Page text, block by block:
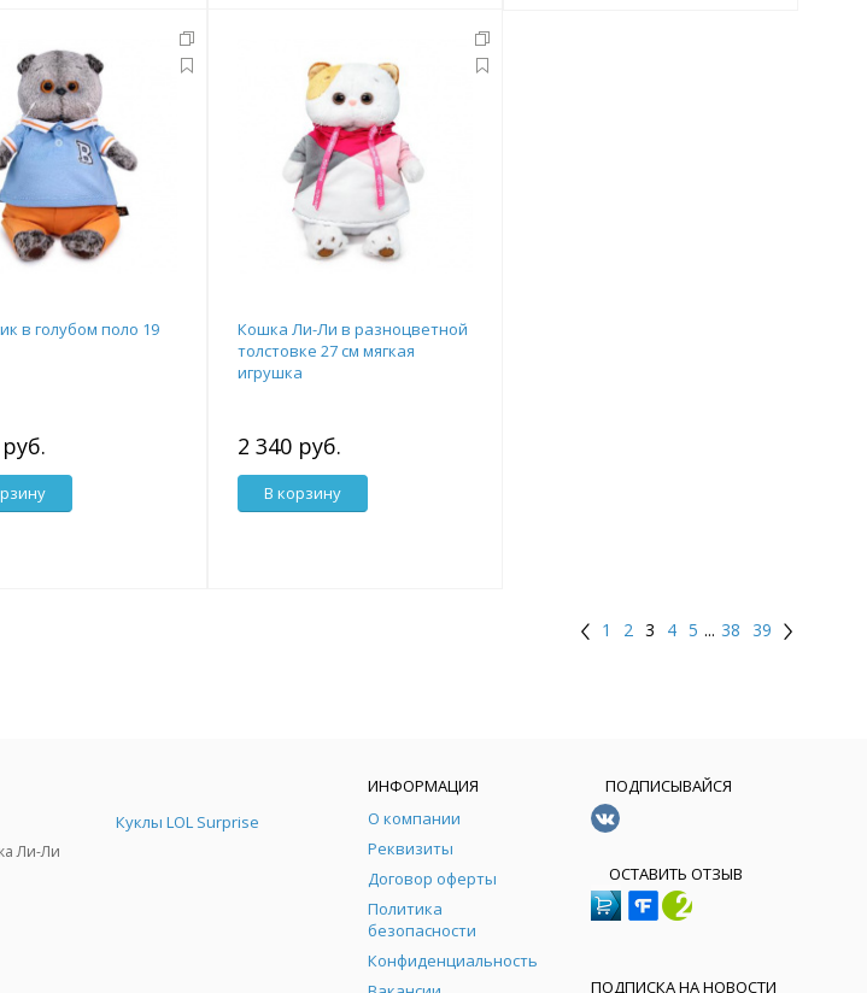
в голубом поло 19
Кошка Ли-Ли в разноцветной
толстовке 27 см мягкая
игрушка
2 340 руб.
В корзину
1 2 3 4 5 ... 38 39
Ли-Ли
Куклы LOL Surprise
ИНФОРМАЦИЯ
О компании
Реквизиты
Договор оферты
Политика
безопасности
Конфиденциальность
ПОДПИСЫВАЙСЯ
ОСТАВИТЬ ОТЗЫВ
ПОДПИСКА НА НОВОСТИ